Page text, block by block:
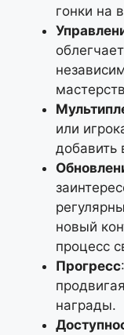
гонки на
или
добавить
новый
процесс
Прогресс
награды.